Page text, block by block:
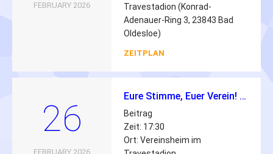
FEBRUARY 2026
Travestadion (Konrad-
Adenauer-Ring 3, 23843 Bad
Oldesloe)
ZEITPLAN
26
FEBRUARY 2026
Eure Stimme, Euer Verein! – Einladung zur Jugendversammlung 2026 💙🤍
Beitrag
Zeit: 17:30
Ort: Vereinsheim im